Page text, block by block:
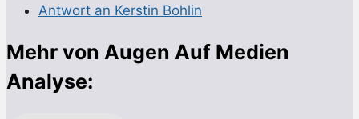
Antwort an Kerstin Bohlin
Mehr von Augen Auf Medien
Analyse: